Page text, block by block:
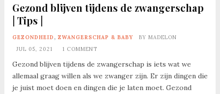
Gezond blijven tijdens de zwangerschap
| Tips |
GEZONDHEID , ZWANGERSCHAP & BABY BY MADELON
JUL 05, 2021
1 COMMENT
Gezond blijven tijdens de zwangerschap is iets wat we
allemaal graag willen als we zwanger zijn. Er zijn dingen die
je juist moet doen en dingen die je laten moet. Gezond